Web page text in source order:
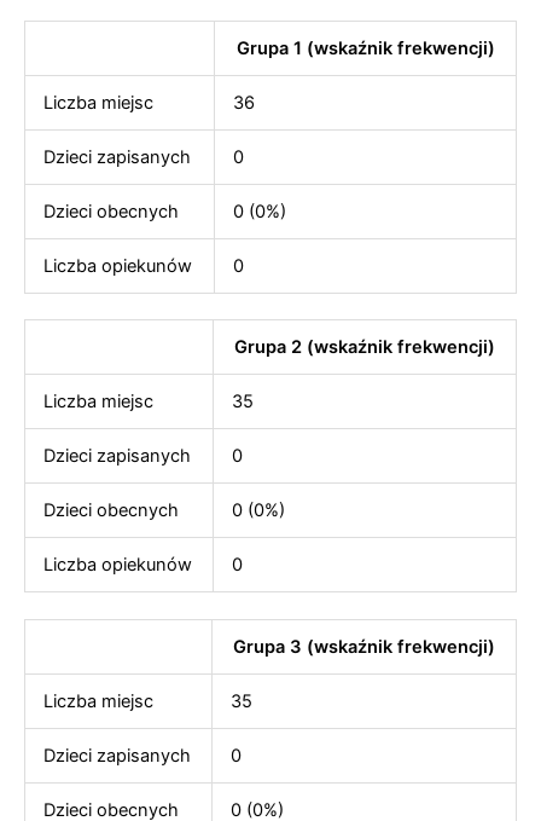
Grupa 1 (wskaźnik frekwencji)
Liczba miejsc 36
Dzieci zapisanych 0
Dzieci obecnych 0 (0%)
Liczba opiekunów 0
Grupa 2 (wskaźnik frekwencji)
Liczba miejsc 35
Dzieci zapisanych 0
Dzieci obecnych 0 (0%)
Liczba opiekunów 0
Grupa 3 (wskaźnik frekwencji)
Liczba miejsc 35
Dzieci zapisanych 0
Dzieci obecnych 0 (0%)